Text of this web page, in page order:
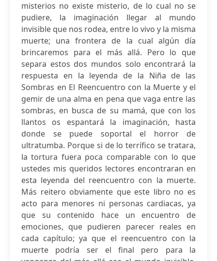
misterios no existe misterio, de lo cual no se
pudiere, la imaginación llegar al mundo
invisible que nos rodea, entre lo vivo y la misma
muerte; una frontera de la cual algún día
brincaremos para el más allá. Pero lo que
separa estos dos mundos solo encontrará la
respuesta en la leyenda de la Niña de las
Sombras en El Reencuentro con la Muerte y el
gemir de una alma en pena que vaga entre las
sombras, en busca de su mamá, que con los
llantos os espantará la imaginación, hasta
donde se puede soportal el horror de
ultratumba. Porque si de lo terrífico se tratara,
la tortura fuera poca comparable con lo que
ustedes mis queridos lectores encontraran en
esta leyenda del reencuentro con la muerte.
Más reitero obviamente que este libro no es
acto para menores ni personas cardiacas, ya
que su contenido hace un encuentro de
emociones, que pudieren parecer reales en
cada capítulo; ya que el reencuentro con la
muerte podría ser el final pero para la